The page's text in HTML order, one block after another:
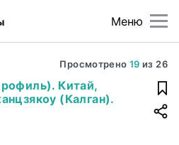
Меню
Просмотрено 19 из 26
Китай,
(Калган).